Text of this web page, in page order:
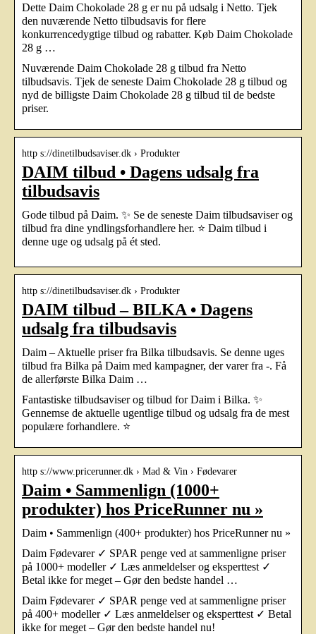
Dette Daim Chokolade 28 g er nu på udsalg i Netto. Tjek
den nuværende Netto tilbudsavis for flere
konkurrencedygtige tilbud og rabatter. Køb Daim Chokolade
28 g …
Nuværende Daim Chokolade 28 g tilbud fra Netto
tilbudsavis. Tjek de seneste Daim Chokolade 28 g tilbud og
nyd de billigste Daim Chokolade 28 g tilbud til de bedste
priser.
http s://dinetilbudsaviser.dk › Produkter
DAIM tilbud • Dagens udsalg fra
tilbudsavis
Gode tilbud på Daim. ✨ Se de seneste Daim tilbudsaviser og
tilbud fra dine yndlingsforhandlere her. ⭐ Daim tilbud i
denne uge og udsalg på ét sted.
http s://dinetilbudsaviser.dk › Produkter
DAIM tilbud – BILKA • Dagens
udsalg fra tilbudsavis
Daim – Aktuelle priser fra Bilka tilbudsavis. Se denne uges
tilbud fra Bilka på Daim med kampagner, der varer fra -. Få
de allerførste Bilka Daim …
Fantastiske tilbudsaviser og tilbud for Daim i Bilka. ✨
Gennemse de aktuelle ugentlige tilbud og udsalg fra de mest
populære forhandlere. ⭐
http s://www.pricerunner.dk › Mad & Vin › Fødevarer
Daim • Sammenlign (1000+
produkter) hos PriceRunner nu »
Daim • Sammenlign (400+ produkter) hos PriceRunner nu »
Daim Fødevarer ✓ SPAR penge ved at sammenligne priser
på 1000+ modeller ✓ Læs anmeldelser og eksperttest ✓
Betal ikke for meget – Gør den bedste handel …
Daim Fødevarer ✓ SPAR penge ved at sammenligne priser
på 400+ modeller ✓ Læs anmeldelser og eksperttest ✓ Betal
ikke for meget – Gør den bedste handel nu!